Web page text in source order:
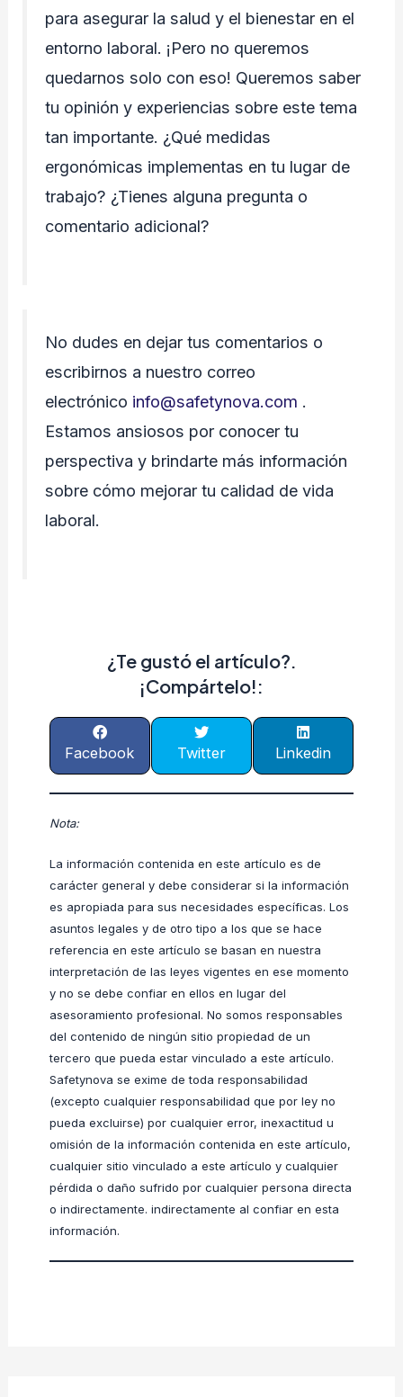
para asegurar la salud y el bienestar en el
entorno laboral. ¡Pero no queremos
quedarnos solo con eso! Queremos saber
tu opinión y experiencias sobre este tema
tan importante. ¿Qué medidas
ergonómicas implementas en tu lugar de
trabajo? ¿Tienes alguna pregunta o
comentario adicional?
No dudes en dejar tus comentarios o
escribirnos a nuestro correo
electrónico info@safetynova.com .
Estamos ansiosos por conocer tu
perspectiva y brindarte más información
sobre cómo mejorar tu calidad de vida
laboral.
¿Te gustó el artículo?.
¡Compártelo!:
Facebook Twitter Linkedin
Nota:
La información contenida en este artículo es de
carácter general y debe considerar si la información
es apropiada para sus necesidades específicas. Los
asuntos legales y de otro tipo a los que se hace
referencia en este artículo se basan en nuestra
interpretación de las leyes vigentes en ese momento
y no se debe confiar en ellos en lugar del
asesoramiento profesional. No somos responsables
del contenido de ningún sitio propiedad de un
tercero que pueda estar vinculado a este artículo.
Safetynova se exime de toda responsabilidad
(excepto cualquier responsabilidad que por ley no
pueda excluirse) por cualquier error, inexactitud u
omisión de la información contenida en este artículo,
cualquier sitio vinculado a este artículo y cualquier
pérdida o daño sufrido por cualquier persona directa
o indirectamente. indirectamente al confiar en esta
información.